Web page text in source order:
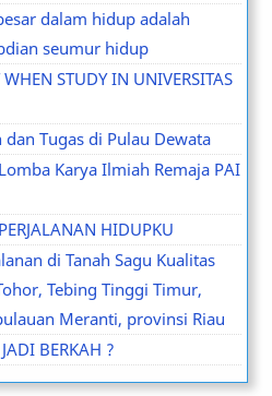
dalam hidup adalah
seumur hidup
STUDY IN UNIVERSITAS
Tugas di Pulau Dewata
Karya Ilmiah Remaja PAI
HIDUPKU
di Tanah Sagu Kualitas
Tebing Tinggi Timur,
Meranti, provinsi Riau
BERKAH ?